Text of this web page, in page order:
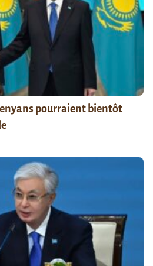
pourraient bientôt